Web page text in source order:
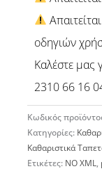
οδηγιών
Καλέστε μας
2310 66 16
Κωδικός
Κατηγορίες:
Καθαριστικά
Ετικέτες: NO XML,